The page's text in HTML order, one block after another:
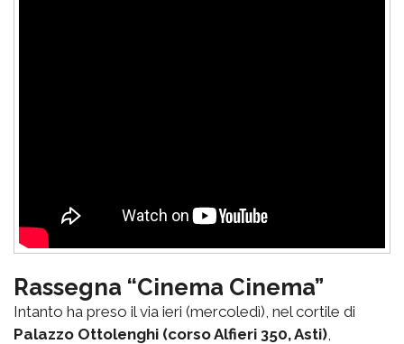
Rassegna “Cinema Cinema”
Intanto ha preso il via ieri (mercoledì), nel cortile di
Palazzo Ottolenghi (corso Alfieri 350, Asti),